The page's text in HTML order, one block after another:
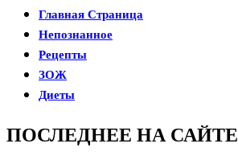
Главная Страница
Непознанное
Рецепты
ЗОЖ
Диеты
ПОСЛЕДНЕЕ НА САЙТЕ